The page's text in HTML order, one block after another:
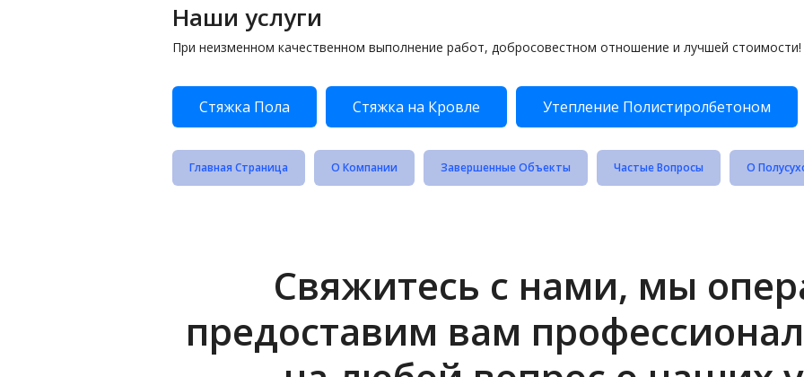
Наши услуги
При неизменном качественном выполнение работ, добросовестном отношение и лучшей стоимости!
Стяжка Пола Стяжка на Кровле Утепление Полистиролбетоном
Главная Страница О Компании Завершенные Объекты Частые Вопросы О
Свяжитесь с нами, мы
предоставим вам